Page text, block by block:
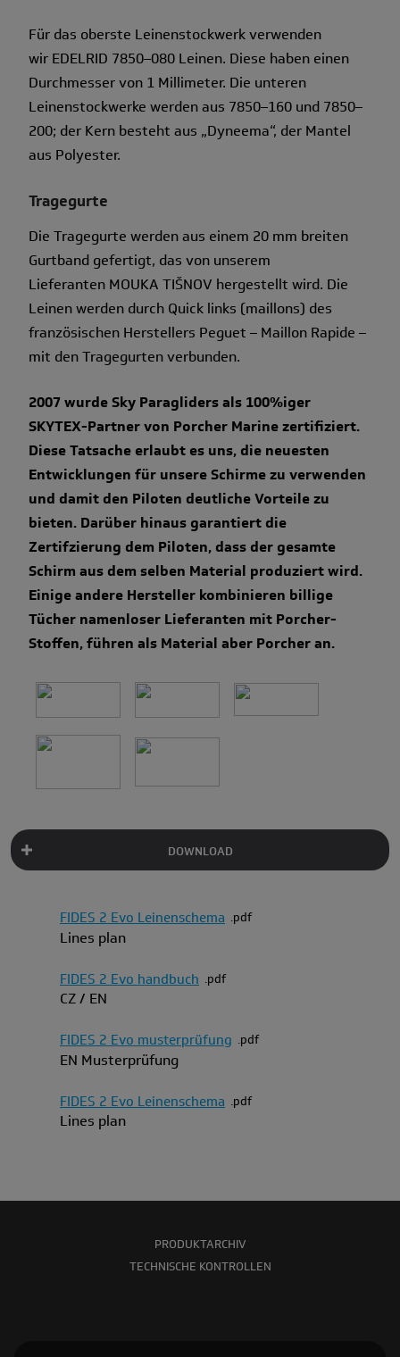
Für das oberste Leinenstockwerk verwenden
wir EDELRID 7850–080 Leinen. Diese haben einen
Durchmesser von 1 Millimeter. Die unteren
Leinenstockwerke werden aus 7850–160 und 7850–
200; der Kern besteht aus „Dyneema“, der Mantel
aus Polyester.
Tragegurte
Die Tragegurte werden aus einem 20 mm breiten
Gurtband gefertigt, das von unserem
Lieferanten MOUKA TIŠNOV hergestellt wird. Die
Leinen werden durch Quick links (maillons) des
französischen Herstellers Peguet – Maillon Rapide –
mit den Tragegurten verbunden.
2007 wurde Sky Paragliders als 100%iger
SKYTEX-Partner von Porcher Marine zertifiziert.
Diese Tatsache erlaubt es uns, die neuesten
Entwicklungen für unsere Schirme zu verwenden
und damit den Piloten deutliche Vorteile zu
bieten. Darüber hinaus garantiert die
Zertifzierung dem Piloten, dass der gesamte
Schirm aus dem selben Material produziert wird.
Einige andere Hersteller kombinieren billige
Tücher namenloser Lieferanten mit Porcher-
Stoffen, führen als Material aber Porcher an.
DOWNLOAD
FIDES 2 Evo Leinenschema pdf
Lines plan
FIDES 2 Evo handbuch pdf
CZ / EN
FIDES 2 Evo musterprüfung pdf
EN Musterprüfung
FIDES 2 Evo Leinenschema pdf
Lines plan
PRODUKTARCHIV
TECHNISCHE KONTROLLEN